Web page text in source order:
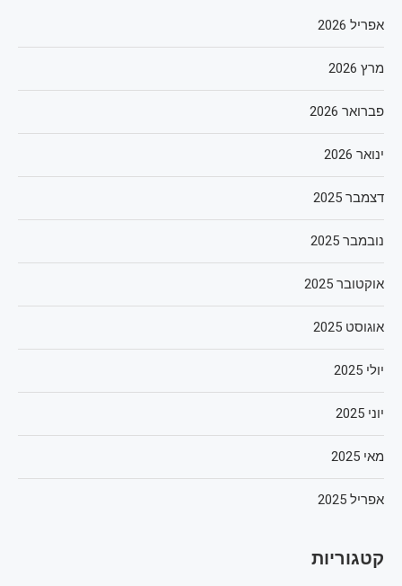
אפריל 2026
מרץ 2026
פברואר 2026
ינואר 2026
דצמבר 2025
נובמבר 2025
אוקטובר 2025
אוגוסט 2025
יולי 2025
יוני 2025
מאי 2025
אפריל 2025
קטגוריות